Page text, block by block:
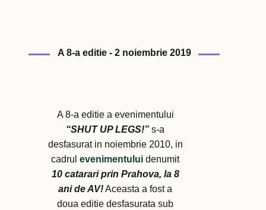
A 8-a editie - 2 noiembrie 2019
A 8-a editie a evenimentului
“SHUT UP LEGS!” s-a
desfasurat in noiembrie 2010, in
cadrul evenimentului denumit
10 catarari prin Prahova, la 8
ani de AV!Aceasta a fost a
doua editie desfasurata sub